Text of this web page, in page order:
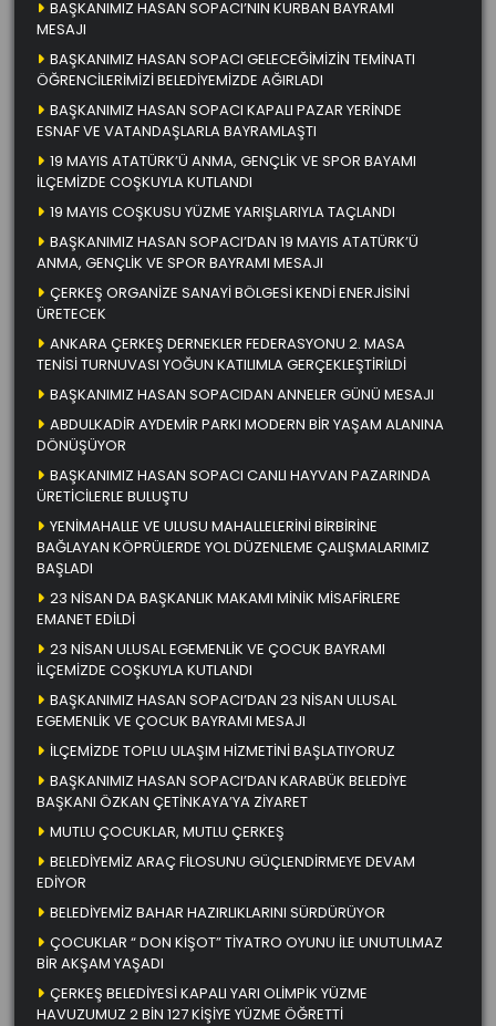
BAŞKANIMIZ HASAN SOPACI’NIN KURBAN BAYRAMI
MESAJI
BAŞKANIMIZ HASAN SOPACI GELECEĞİMİZİN TEMİNATI
ÖĞRENCİLERİMİZİ BELEDİYEMİZDE AĞIRLADI
BAŞKANIMIZ HASAN SOPACI KAPALI PAZAR YERİNDE
ESNAF VE VATANDAŞLARLA BAYRAMLAŞTI
19 MAYIS ATATÜRK’Ü ANMA, GENÇLİK VE SPOR BAYAMI
İLÇEMİZDE COŞKUYLA KUTLANDI
19 MAYIS COŞKUSU YÜZME YARIŞLARIYLA TAÇLANDI
BAŞKANIMIZ HASAN SOPACI’DAN 19 MAYIS ATATÜRK’Ü
ANMA, GENÇLİK VE SPOR BAYRAMI MESAJI
ÇERKEŞ ORGANİZE SANAYİ BÖLGESİ KENDİ ENERJİSİNİ
ÜRETECEK
ANKARA ÇERKEŞ DERNEKLER FEDERASYONU 2. MASA
TENİSİ TURNUVASI YOĞUN KATILIMLA GERÇEKLEŞTİRİLDİ
BAŞKANIMIZ HASAN SOPACIDAN ANNELER GÜNÜ MESAJI
ABDULKADİR AYDEMİR PARKI MODERN BİR YAŞAM ALANINA
DÖNÜŞÜYOR
BAŞKANIMIZ HASAN SOPACI CANLI HAYVAN PAZARINDA
ÜRETİCİLERLE BULUŞTU
YENİMAHALLE VE ULUSU MAHALLELERİNİ BİRBİRİNE
BAĞLAYAN KÖPRÜLERDE YOL DÜZENLEME ÇALIŞMALARIMIZ
BAŞLADI
23 NİSAN DA BAŞKANLIK MAKAMI MİNİK MİSAFİRLERE
EMANET EDİLDİ
23 NİSAN ULUSAL EGEMENLİK VE ÇOCUK BAYRAMI
İLÇEMİZDE COŞKUYLA KUTLANDI
BAŞKANIMIZ HASAN SOPACI’DAN 23 NİSAN ULUSAL
EGEMENLİK VE ÇOCUK BAYRAMI MESAJI
İLÇEMİZDE TOPLU ULAŞIM HİZMETİNİ BAŞLATIYORUZ
BAŞKANIMIZ HASAN SOPACI’DAN KARABÜK BELEDİYE
BAŞKANI ÖZKAN ÇETİNKAYA’YA ZİYARET
MUTLU ÇOCUKLAR, MUTLU ÇERKEŞ
BELEDİYEMİZ ARAÇ FİLOSUNU GÜÇLENDİRMEYE DEVAM
EDİYOR
BELEDİYEMİZ BAHAR HAZIRLIKLARINI SÜRDÜRÜYOR
ÇOCUKLAR “ DON KİŞOT” TİYATRO OYUNU İLE UNUTULMAZ
BİR AKŞAM YAŞADI
ÇERKEŞ BELEDİYESİ KAPALI YARI OLİMPİK YÜZME
HAVUZUMUZ 2 BİN 127 KİŞİYE YÜZME ÖĞRETTİ